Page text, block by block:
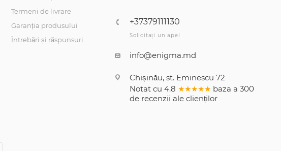
Termeni de livrare
Garanția produsului
Întrebări și răspunsuri
+37379111130
Solicitați un apel
info@enigma.md
Chișinău, st. Eminescu 72
Notat cu 4.8 ★★★★★ baza a 300
de recenzii ale clienților